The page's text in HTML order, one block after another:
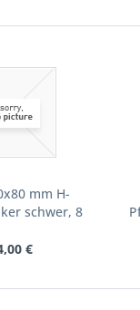
mm H-
schwer, 8
€